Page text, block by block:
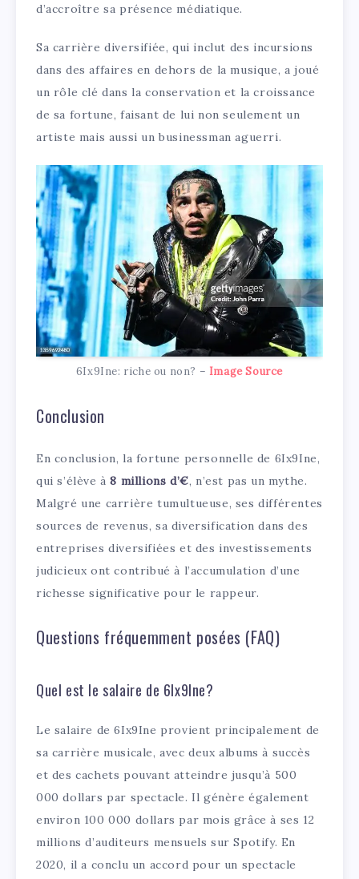
d’accroître sa présence médiatique.
Sa carrière diversifiée, qui inclut des incursions
dans des affaires en dehors de la musique, a joué
un rôle clé dans la conservation et la croissance
de sa fortune, faisant de lui non seulement un
artiste mais aussi un businessman aguerri.
6Ix9Ine: riche ou non? – Image Source
Conclusion
En conclusion, la fortune personnelle de 6Ix9Ine,
qui s’élève à8 millions d’€, n’est pas un mythe.
Malgré une carrière tumultueuse, ses différentes
sources de revenus, sa diversification dans des
entreprises diversifiées et des investissements
judicieux ont contribué à l’accumulation d’une
richesse significative pour le rappeur.
Questions fréquemment posées (FAQ)
Quel est le salaire de 6Ix9Ine?
Le salaire de 6Ix9Ine provient principalement de
sa carrière musicale, avec deux albums à succès
et des cachets pouvant atteindre jusqu’à 500
000 dollars par spectacle. Il génère également
environ 100 000 dollars par mois grâce à ses 12
millions d’auditeurs mensuels sur Spotify. En
2020, il a conclu un accord pour un spectacle